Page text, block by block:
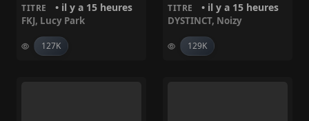
TITRE • il y a 15 heures
FKJ, Lucy Park
127K
TITRE • il y a 15 heures
DYSTINCT, Noizy
129K